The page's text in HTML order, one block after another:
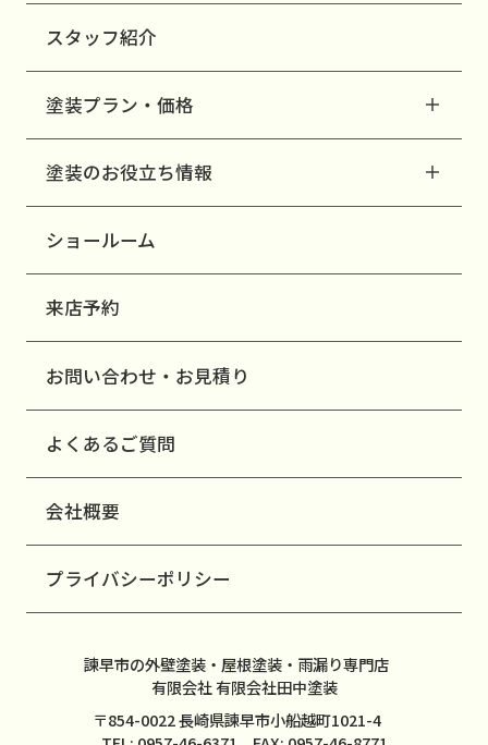
スタッフ紹介
塗装プラン・価格
塗装のお役立ち情報
ショールーム
来店予約
お問い合わせ・お見積り
よくあるご質問
会社概要
プライバシーポリシー
諫早市の外壁塗装・屋根塗装・雨漏り専門店
有限会社 有限会社田中塗装
〒854-0022 長崎県諫早市小船越町1021-4